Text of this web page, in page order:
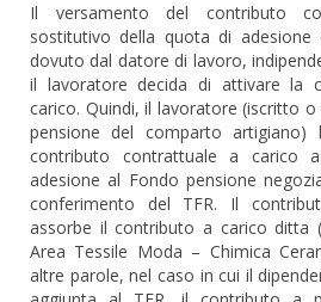
Il versamento del contributo
sostitutivo della quota di adesione
dovuto dal datore di lavoro,
il lavoratore decida di attivare la
carico. Quindi, il lavoratore (iscritto
pensione del comparto
contributo contrattuale a carico
adesione al Fondo pensione
conferimento del TFR. Il
assorbe il contributo a carico ditta
Area Tessile Moda – Chimica
altre parole, nel caso in cui il